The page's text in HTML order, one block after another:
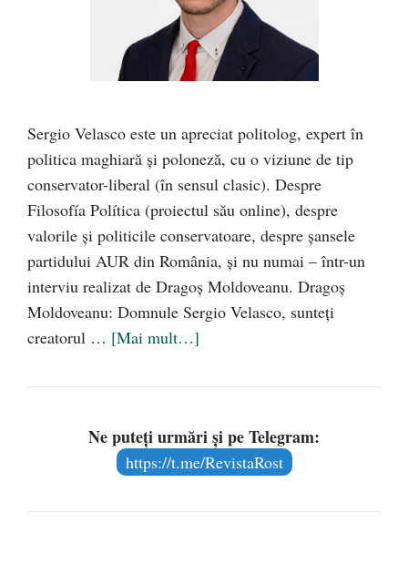
Sergio Velasco este un apreciat politolog, expert în
politica maghiară și poloneză, cu o viziune de tip
conservator-liberal (în sensul clasic). Despre
Filosofía Política (proiectul său online), despre
valorile și politicile conservatoare, despre șansele
partidului AUR din România, și nu numai – într-un
interviu realizat de Dragoș Moldoveanu. Dragoș
Moldoveanu: Domnule Sergio Velasco, sunteți
creatorul … [Mai mult…]
Ne puteți urmări și pe Telegram:
https://t.me/RevistaRost